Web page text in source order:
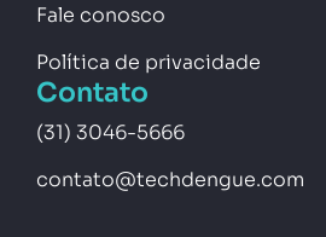
Fale conosco
Política de privacidade
Contato
(31) 3046-5666
contato@techdengue.com